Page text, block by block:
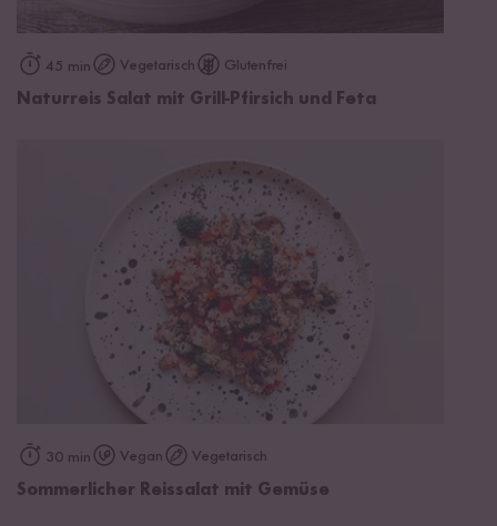
45 min Vegetarisch Glutenfrei
Naturreis Salat mit Grill-Pfirsich und Feta
30 min Vegan Vegetarisch
Sommerlicher Reissalat mit Gemüse